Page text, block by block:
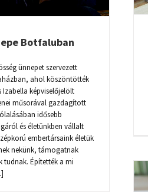
Botfaluban
ünnepet szervezett
ahol köszöntötték
Izabella képviselőjelölt
műsorával gazdagított
idősebb
és életünkben vállalt
embertársaink életük
nekünk, támogatnak
tudnak. Építették a mi